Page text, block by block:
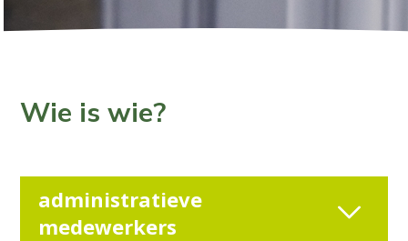
Wie is wie?
administratieve
medewerkers